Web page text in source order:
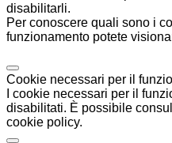
disabilitarli.
Per conoscere quali sono i
funzionamento potete
Cookie necessari per il
I cookie necessari per il
disabilitati. È possibile
cookie policy.